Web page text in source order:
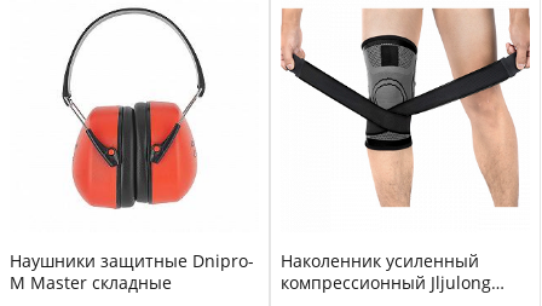
Наушники защитные Dnipro-
M Master складные
Наколенник усиленный
компрессионный Jljulong